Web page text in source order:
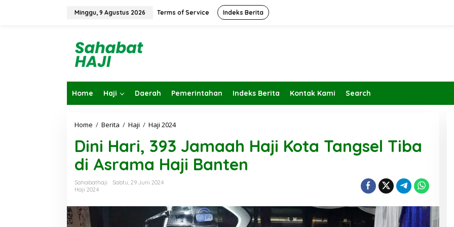
Minggu, 9 Agustus 2026 Terms of Service Indeks Berita
Home Haji Daerah Pemerintahan Indeks Berita Kontak Kami Search
Home / Berita / Haji / Haji 2024D
H
a
3
9
3
Dini Hari, 393 Jamaah Haji Kota Tangsel Tiba
di Asrama Haji Banten
Sahabathaji
Sabtu, 29 Juni 2024
Haji 2024
KBIHU Pada Jalurnya